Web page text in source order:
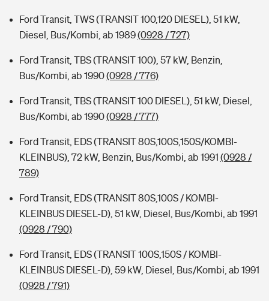
Ford Transit, TWS (TRANSIT 100,120 DIESEL), 51 kW,
Diesel, Bus/Kombi, ab 1989(0928 / 727)
Ford Transit, TBS (TRANSIT 100), 57 kW, Benzin,
Bus/Kombi, ab 1990(0928 / 776)
Ford Transit, TBS (TRANSIT 100 DIESEL), 51 kW, Diesel,
Bus/Kombi, ab 1990(0928 / 777)
Ford Transit, EDS (TRANSIT 80S,100S,150S/KOMBI-
KLEINBUS), 72 kW, Benzin, Bus/Kombi, ab 1991 (0928 /
789)
Ford Transit, EDS (TRANSIT 80S,100S / KOMBI-
KLEINBUS DIESEL-D), 51 kW, Diesel, Bus/Kombi, ab 1991
(0928 / 790)
Ford Transit, EDS (TRANSIT 100S,150S / KOMBI-
KLEINBUS DIESEL-D), 59 kW, Diesel, Bus/Kombi, ab 1991
(0928 / 791)